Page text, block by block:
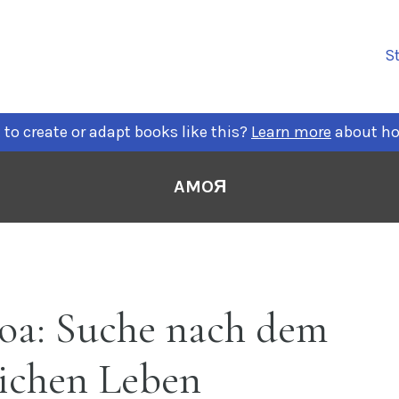
to create or adapt books like this? Learn more about
AMOЯ
Suche nach dem
Leben